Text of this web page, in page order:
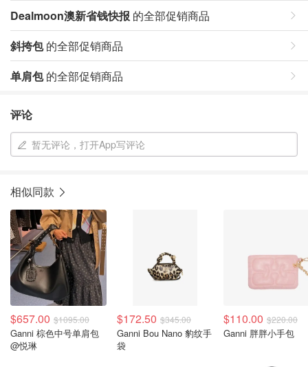
Dealmoon澳新省钱快报 的全部促销商品
斜挎包的全部促销商品
单肩包的全部促销商品
评论
暂无评论，打开App写评论
相似同款
$657.00 $1095.00
Ganni 棕色中号单肩包
@悦琳
$172.50 $345.00
Ganni Bou Nano 豹纹手
袋
$110.00 $220.00
Ganni 胖胖小手包